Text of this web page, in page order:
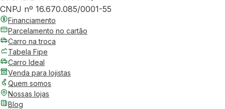
CNPJ nº 16.670.085/0001-55
Financiamento
Parcelamento no cartão
Carro na troca
Tabela Fipe
Carro Ideal
Venda para lojistas
Quem somos
Nossas lojas
Blog